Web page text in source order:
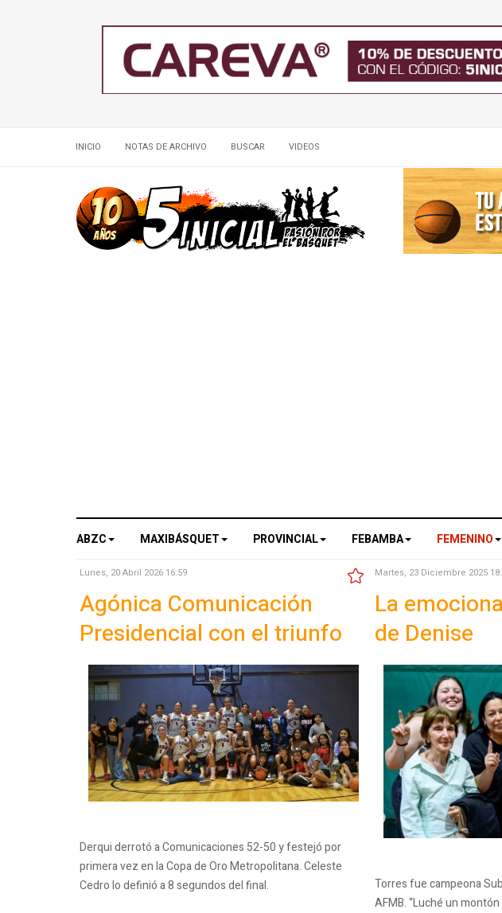
INICIO NOTAS DE ARCHIVO BUSCAR VIDEOS
ABZC MAXIBÁSQUET PROVINCIAL FEBAMBA FEMENINO
Lunes, 20 Abril 2026 16:59
Agónica Comunicación
Presidencial con el triunfo
Derqui derrotó a Comunicaciones 52-50 y festejó por
primera vez en la Copa de Oro Metropolitana. Celeste
Cedro lo definió a 8 segundos del final.
Martes, 23 Diciembre 2025
La
de Denise
Torres fue campeona
AFMB. “Luché un